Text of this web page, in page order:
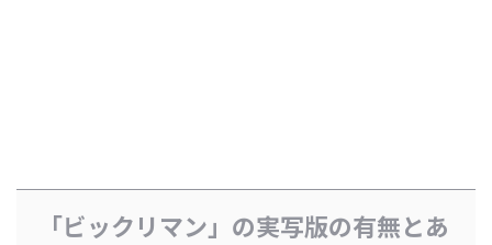
「ビックリマン」の実写版の有無とあ